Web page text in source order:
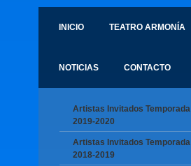
INICIO TEATRO ARMONÍA
NOTICIAS CONTACTO
Artistas Invitados Temporada
2019-2020
Artistas Invitados Temporada
2018-2019